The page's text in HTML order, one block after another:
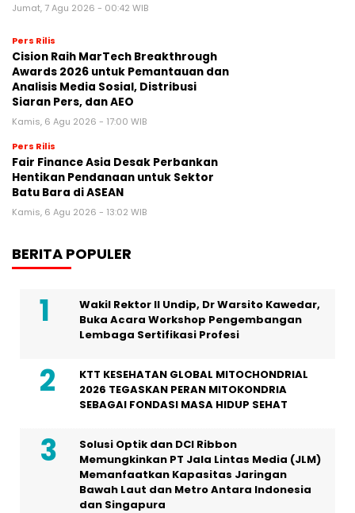
Jumat, 7 Agu 2026 - 00:42 WIB
Pers Rilis
Cision Raih MarTech Breakthrough
Awards 2026 untuk Pemantauan dan
Analisis Media Sosial, Distribusi
Siaran Pers, dan AEO
Kamis, 6 Agu 2026 - 17:00 WIB
Pers Rilis
Fair Finance Asia Desak Perbankan
Hentikan Pendanaan untuk Sektor
Batu Bara di ASEAN
Kamis, 6 Agu 2026 - 13:02 WIB
BERITA POPULER
Wakil Rektor II Undip, Dr Warsito Kawedar,
Buka Acara Workshop Pengembangan
Lembaga Sertifikasi Profesi
KTT KESEHATAN GLOBAL MITOCHONDRIAL
2026 TEGASKAN PERAN MITOKONDRIA
SEBAGAI FONDASI MASA HIDUP SEHAT
Solusi Optik dan DCI Ribbon
Memungkinkan PT Jala Lintas Media (JLM)
Memanfaatkan Kapasitas Jaringan
Bawah Laut dan Metro Antara Indonesia
dan Singapura